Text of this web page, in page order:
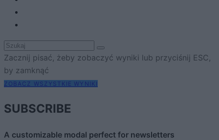
Zacznij pisać, żeby zobaczyć wyniki lub przyciśnij ESC,
by zamknąć
ZOBACZ WSZYSTKIE WYNIKI
SUBSCRIBE
A customizable modal perfect for newsletters